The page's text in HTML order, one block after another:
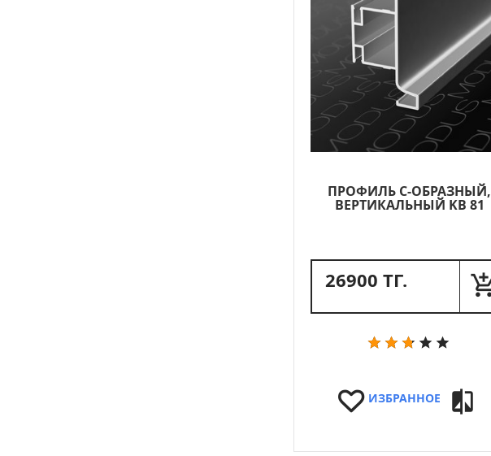
ПРОФИЛЬ C-ОБРАЗНЫЙ,
ВЕРТИКАЛЬНЫЙ KB 81
26900 ТГ.
ИЗБРАННОЕ